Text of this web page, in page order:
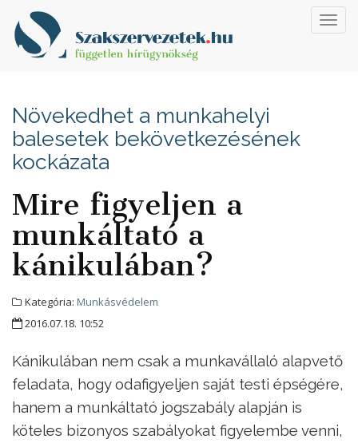
Növekedhet a munkahelyi
balesetek bekövetkezésének
kockázata
Mire figyeljen a
munkáltató a
kánikulában?
Kategória: Munkásvédelem
2016.07.18. 10:52
Kánikulában nem csak a munkavállaló alapvető
feladata, hogy odafigyeljen saját testi épségére,
hanem a munkáltató jogszabály alapján is
köteles bizonyos szabályokat figyelembe venni,